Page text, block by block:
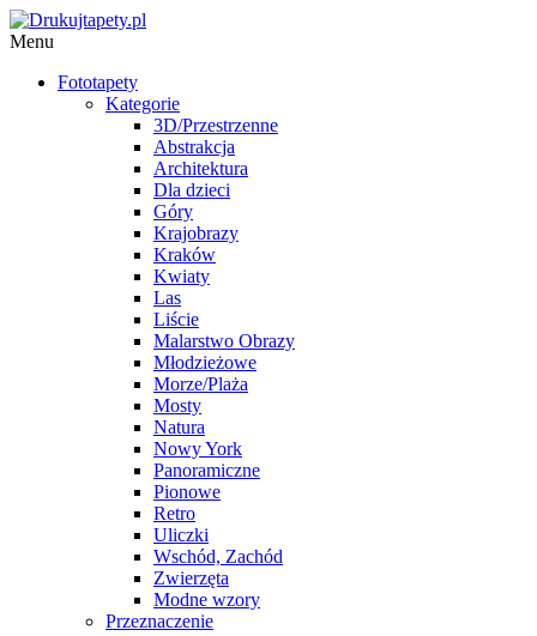
Menu
Fototapety
Kategorie
3D/Przestrzenne
Abstrakcja
Architektura
Dla dzieci
Góry
Krajobrazy
Kraków
Kwiaty
Las
Liście
Malarstwo Obrazy
Młodzieżowe
Morze/Plaża
Mosty
Natura
Nowy York
Panoramiczne
Pionowe
Retro
Uliczki
Wschód, Zachód
Zwierzęta
Modne wzory
Przeznaczenie